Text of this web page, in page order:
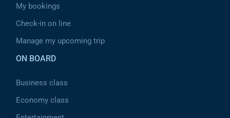
My bookings
Check-in on line
Manage my upcoming trip
ON BOARD
Business class
Economy class